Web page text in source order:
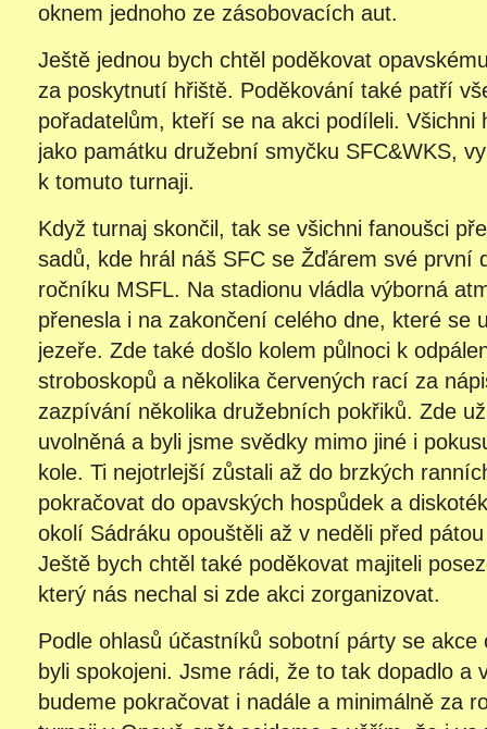
oknem jednoho ze zásobovacích aut.
Ještě jednou bych chtěl poděkovat
za poskytnutí hřiště. Poděkování také patří
pořadatelům, kteří se na akci podíleli. Všichni
jako památku družební smyčku SFC&WKS,
k tomuto turnaji.
Když turnaj skončil, tak se všichni fanoušci
sadů, kde hrál náš SFC se Žďárem své první
ročníku MSFL. Na stadionu vládla výborná
přenesla i na zakončení celého dne, které se
jezeře. Zde také došlo kolem půlnoci k
stroboskopů a několika červených rací za
zazpívání několika družebních pokřiků. Zde
uvolněná a byli jsme svědky mimo jiné i
kole. Ti nejotrlejší zůstali až do brzkých
pokračovat do opavských hospůdek a
okolí Sádráku opouštěli až v neděli před
Ještě bych chtěl také poděkovat majiteli
který nás nechal si zde akci zorganizovat.
Podle ohlasů účastníků sobotní párty se akce
byli spokojeni. Jsme rádi, že to tak dopadlo a
budeme pokračovat i nadále a minimálně za